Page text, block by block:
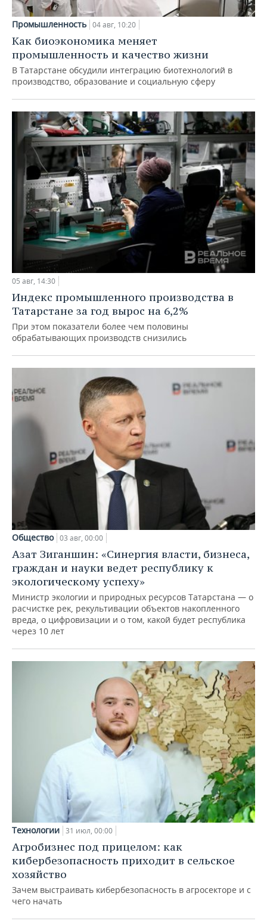
Промышленность 04 авг, 10:20
Как биоэкономика меняет
промышленность и качество жизни
В Татарстане обсудили интеграцию биотехнологий в
производство, образование и социальную сферу
05 авг, 14:30
Индекс промышленного производства в
Татарстане за год вырос на 6,2%
При этом показатели более чем половины
обрабатывающих производств снизились
Общество 03 авг, 00:00
Азат Зиганшин: «Синергия власти, бизнеса,
граждан и науки ведет республику к
экологическому успеху»
Министр экологии и природных ресурсов Татарстана — о
расчистке рек, рекультивации объектов накопленного
вреда, о цифровизации и о том, какой будет республика
через 10 лет
Технологии 31 июл, 00:00
Агробизнес под прицелом: как
кибербезопасность приходит в сельское
хозяйство
Зачем выстраивать кибербезопасность в агросекторе и с
чего начать